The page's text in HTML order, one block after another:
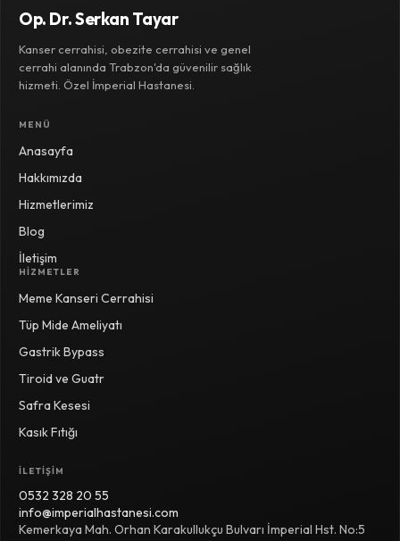
Op. Dr. Serkan Tayar
Kanser cerrahisi, obezite cerrahisi ve genel
cerrahi alanında Trabzon'da güvenilir sağlık
hizmeti. Özel İmperial Hastanesi.
MENÜ
Anasayfa
Hakkımızda
Hizmetlerimiz
Blog
İletişim
HIZMETLER
Meme Kanseri Cerrahisi
Tüp Mide Ameliyatı
Gastrik Bypass
Tiroid ve Guatr
Safra Kesesi
Kasık Fıtığı
İLETIŞIM
0532 328 20 55
info@imperialhastanesi.com
Kemerkaya Mah. Orhan Karakullukçu Bulvarı İmperial Hst. No:5